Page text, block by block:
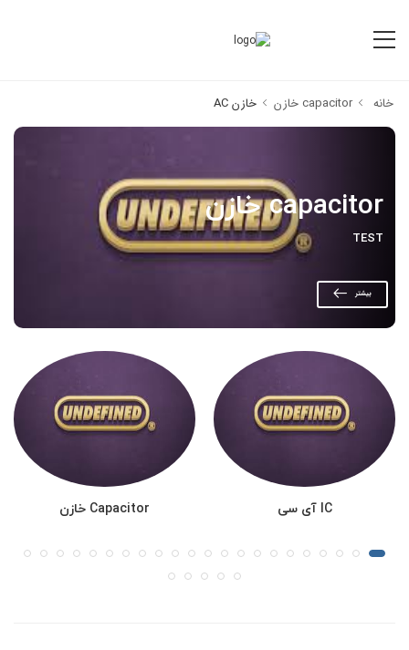
خانه capacitor خازن خازن AC
capacitor خازن
TEST
بیشتر
IC آی سی Capacitor خازن